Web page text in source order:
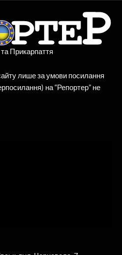
Прикарпаття
лише за умови посилання
на “Репортер” не